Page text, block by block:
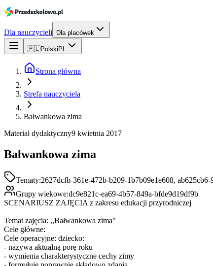
Dla nauczycieli Dla placówek
🇵🇱Polski PL
Strona główna
Strefa nauczyciela
Bałwankowa zima
Materiał dydaktyczny9 kwietnia 2017
Bałwankowa zima
Tematy:2627dcfb-361e-472b-b209-1b7b09e1e608,
Grupy wiekowe:dc9e821c-ea69-4b57-849a-bfde9d19df9b
SCENARIUSZ ZAJĘCIA z zakresu edukacji przyrodniczej
Temat zajęcia: ,,Bałwankowa zima"
Cele główne:
Cele operacyjne: dziecko:
- nazywa aktualną porę roku
- wymienia charakterystyczne cechy zimy